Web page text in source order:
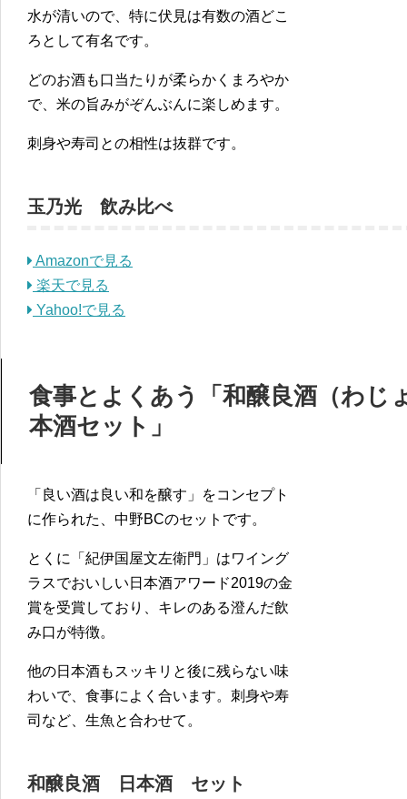
水が清いので、特に伏見は有数の酒どこ
ろとして有名です。
どのお酒も口当たりが柔らかくまろやか
で、米の旨みがぞんぶんに楽しめます。
刺身や寿司との相性は抜群です。
玉乃光 飲み比べ
Amazonで見る
楽天で見る
Yahoo!で見る
食事とよくあう「和醸良酒（わ
本酒セット」
「良い酒は良い和を醸す」をコンセプト
に作られた、中野BCのセットです。
とくに「紀伊国屋文左衛門」はワイング
ラスでおいしい日本酒アワード2019の金
賞を受賞しており、キレのある澄んだ飲
み口が特徴。
他の日本酒もスッキリと後に残らない味
わいで、食事によく合います。刺身や寿
司など、生魚と合わせて。
和醸良酒 日本酒 セット